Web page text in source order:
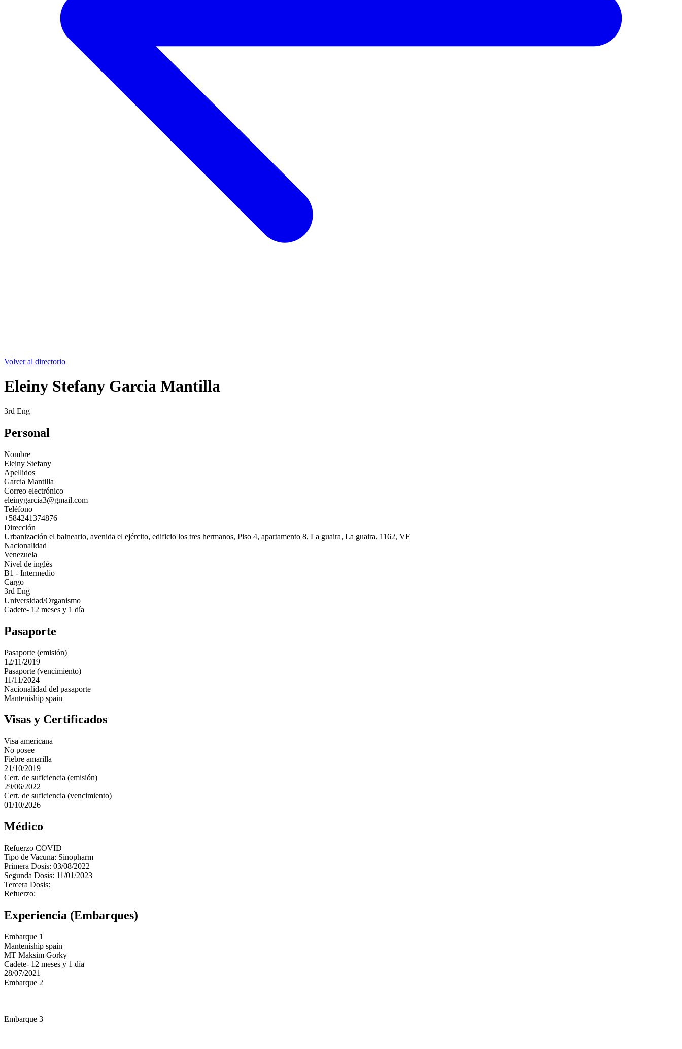
Volver al directorio
Eleiny Stefany Garcia Mantilla
3rd Eng
Personal
Nombre
Eleiny Stefany
Apellidos
Garcia Mantilla
Correo electrónico
eleinygarcia3@gmail.com
Teléfono
+584241374876
Dirección
Urbanización el balneario, avenida el ejército, edificio los tres hermanos, Piso 4, apartamento 8, La guaira, La guaira, 1162, VE
Nacionalidad
Venezuela
Nivel de inglés
B1 - Intermedio
Cargo
3rd Eng
Universidad/Organismo
Cadete- 12 meses y 1 día
Pasaporte
Pasaporte (emisión)
12/11/2019
Pasaporte (vencimiento)
11/11/2024
Nacionalidad del pasaporte
Manteniship spain
Visas y Certificados
Visa americana
No posee
Fiebre amarilla
21/10/2019
Cert. de suficiencia (emisión)
29/06/2022
Cert. de suficiencia (vencimiento)
01/10/2026
Médico
Refuerzo COVID
Tipo de Vacuna: Sinopharm
Primera Dosis: 03/08/2022
Segunda Dosis: 11/01/2023
Tercera Dosis:
Refuerzo:
Experiencia (Embarques)
Embarque 1
Manteniship spain
MT Maksim Gorky
Cadete- 12 meses y 1 día
28/07/2021
Embarque 2
Embarque 3